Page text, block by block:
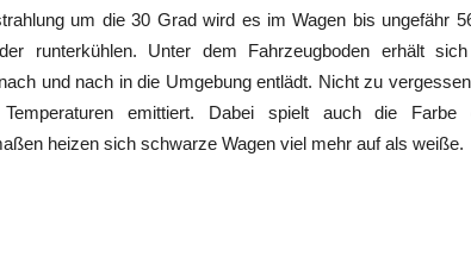
um die 30 Grad wird es im Wagen bis ungefähr
runterkühlen. Unter dem Fahrzeugboden erhält
und nach in die Umgebung entlädt. Nicht zu
emittiert. Dabei spielt auch die
heizen sich schwarze Wagen viel mehr auf als weiße.